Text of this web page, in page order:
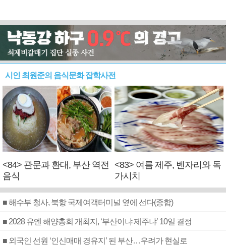
시인 최원준의 음식문화 잡학사전
<84> 관문과 환대, 부산 역전
음식
<83> 여름 제주, 벤자리와 독
가시치
■ 해수부 청사, 북항 국제여객터미널 옆에 선다(종합)
■ 2028 유엔 해양총회 개최지, ‘부산이냐 제주냐’ 10일 결정
■ 외국인 선원 ‘인신매매 경유지’ 된 부산…우려가 현실로